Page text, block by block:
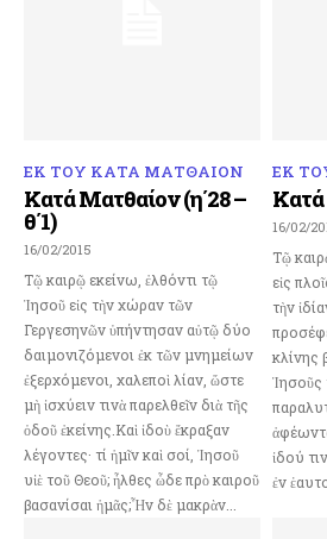
ΕΚ ΤΟΥ ΚΑΤΑ ΜΑΤΘΑΙΟΝ
Κατά Ματθαίον (η΄28 –
θ΄1)
16/02/2015
Τῷ καιρῷ εκείνω, ἐλθόντι τῷ
Ἰησοῦ εἰς τὴν χώραν τῶν
Γεργεσηνῶν ὑπήντησαν αὐτῷ δύο
δαιμονιζόμενοι ἐκ τῶν μνημείων
ἐξερχόμενοι, χαλεποὶ λίαν, ὥστε
μὴ ἰσχύειν τινὰ παρελθεῖν διὰ τῆς
ὁδοῦ ἐκείνης.Καὶ ἰδοὺ ἔκραξαν
λέγοντες· τί ἡμῖν καὶ σοί, Ἰησοῦ
υἱὲ τοῦ Θεοῦ; ἦλθες ὧδε πρὸ καιροῦ
βασανίσαι ἡμᾶς;Ἦν δὲ μακρὰν...
ΕΚ
Κατά
16/02/
Τῷ
εἰς
τὴν
κλίνης
Ἰησοῦς
ἰδού
ἐν